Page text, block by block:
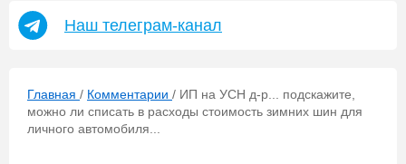
Наш телеграм-канал
Главная / Комментарии / ИП на УСН д-р... подскажите,
можно ли списать в расходы стоимость зимних шин для
личного автомобиля...